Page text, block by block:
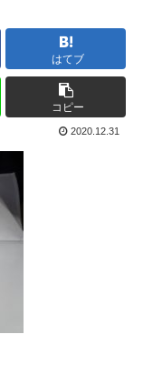
はてブ
コピー
2020.12.31